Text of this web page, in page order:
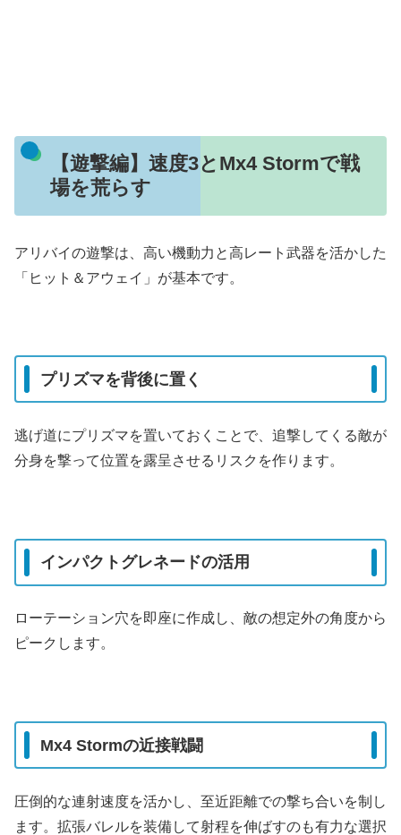
【遊撃編】速度3とMx4 Stormで戦
場を荒らす
アリバイの遊撃は、高い機動力と高レート武器を活かした
「ヒット＆アウェイ」が基本です。
プリズマを背後に置く
逃げ道にプリズマを置いておくことで、追撃してくる敵が
分身を撃って位置を露呈させるリスクを作ります。
インパクトグレネードの活用
ローテーション穴を即座に作成し、敵の想定外の角度から
ピークします。
Mx4 Stormの近接戦闘
圧倒的な連射速度を活かし、至近距離での撃ち合いを制し
ます。拡張バレルを装備して射程を伸ばすのも有力な選択